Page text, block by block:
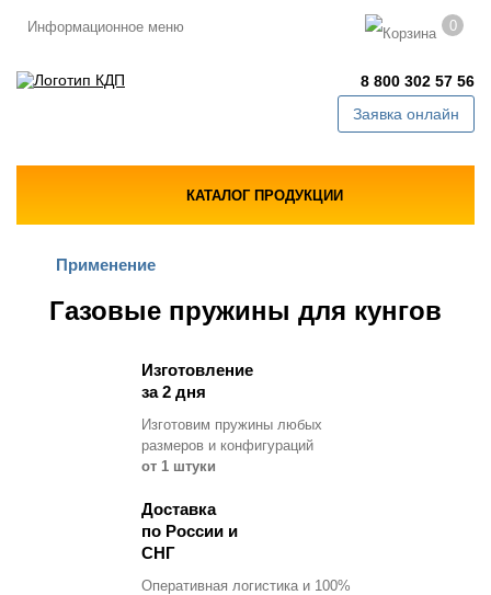
Информационное меню 0
8 800 302 57 56
Заявка онлайн
КАТАЛОГ ПРОДУКЦИИ
Применение
Газовые пружины для кунгов
Изготовление
за 2 дня
Изготовим пружины любых
размеров и конфигураций
от 1 штуки
Доставка
по России и
СНГ
Оперативная логистика и 100%